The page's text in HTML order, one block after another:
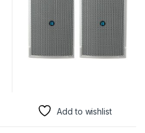
Add to wishlist